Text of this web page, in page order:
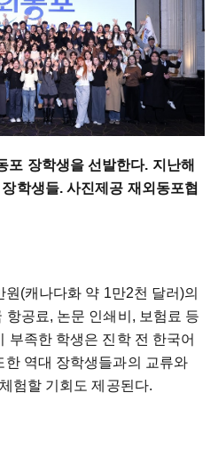
포 장학생을 선발한다. 지난해
학생들. 사진제공 재외동포협
(캐나다화 약 1만2천 달러)의
항공료, 논문 인쇄비, 보험료 등
부족한 학생은 진학 전 한국어
한 역대 장학생들과의 교류와
험할 기회도 제공된다.